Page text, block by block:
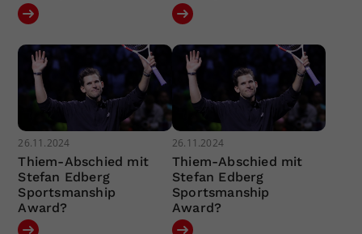
26.11.2024
Thiem-Abschied mit
Stefan Edberg
Sportsmanship
Award?
26.11.2024
Thiem-Abschied mit
Stefan Edberg
Sportsmanship
Award?